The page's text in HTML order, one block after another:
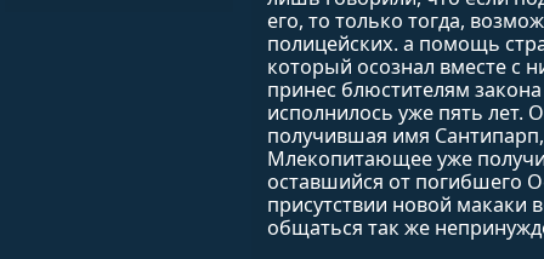
его, то только тогда,
полицейских. а помощь
который осознал вместе с
принес блюстителям
исполнилось уже пять лет.
получившая имя
Млекопитающее уже
оставшийся от погибшего
присутствии новой макаки
общаться так же